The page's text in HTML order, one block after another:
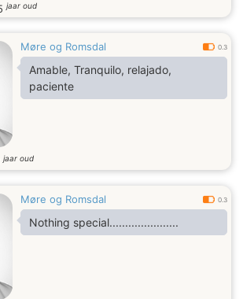
jaar oud
Møre og Romsdal 0.3
Amable, Tranquilo, relajado,
paciente
jaar oud
Møre og Romsdal 0.3
Nothing special......................